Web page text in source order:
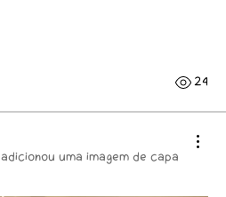
24
adicionou uma imagem de capa